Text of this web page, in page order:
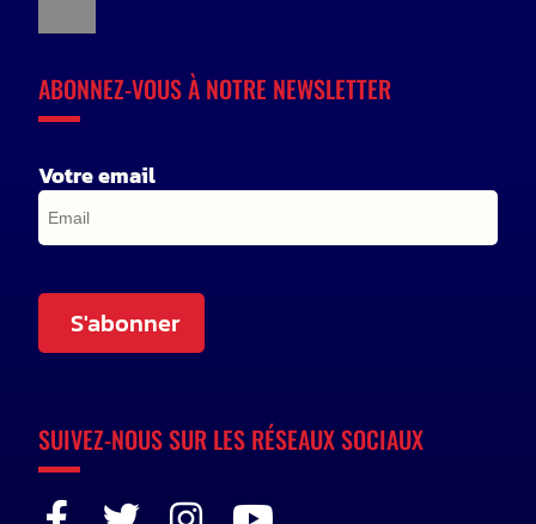
ABONNEZ-VOUS À NOTRE NEWSLETTER
Votre email
S'abonner
SUIVEZ-NOUS SUR LES RÉSEAUX SOCIAUX